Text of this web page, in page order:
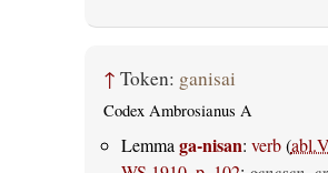
↑ Token: ganisai
Codex Ambrosianus A
Lemma ga-nisan: verb(